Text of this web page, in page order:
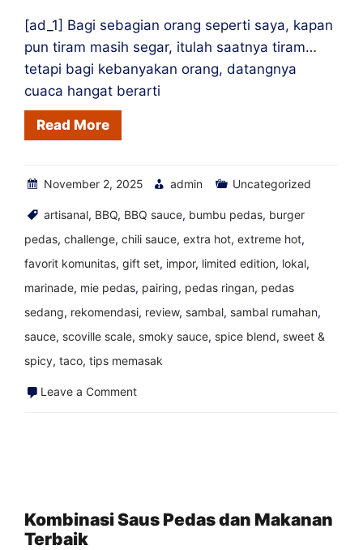
[ad_1] Bagi sebagian orang seperti saya, kapan
pun tiram masih segar, itulah saatnya tiram…
tetapi bagi kebanyakan orang, datangnya
cuaca hangat berarti
Read More
November 2, 2025 admin Uncategorized
artisanal, BBQ, BBQ sauce, bumbu pedas, burger
pedas, challenge, chili sauce, extra hot, extreme hot,
favorit komunitas, gift set, impor, limited edition, lokal,
marinade, mie pedas, pairing, pedas ringan, pedas
sedang, rekomendasi, review, sambal, sambal rumahan,
sauce, scoville scale, smoky sauce, spice blend, sweet &
spicy, taco, tips memasak
Leave a Commenton
Tiram
Kombinasi Saus Pedas dan Makanan
Terbaik